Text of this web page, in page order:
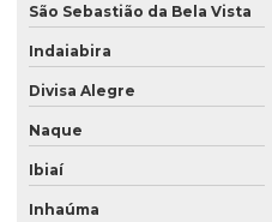
São Sebastião da Bela Vista
Indaiabira
Divisa Alegre
Naque
Ibiaí
Inhaúma